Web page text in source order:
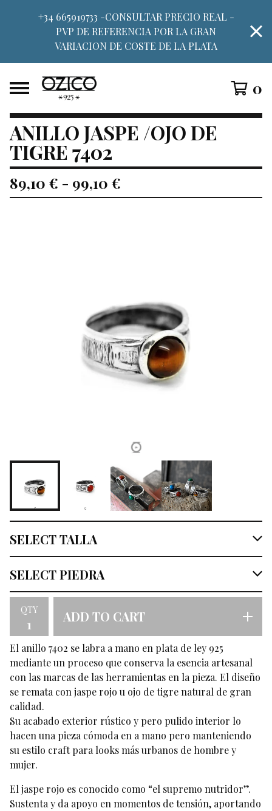
+34 665919733 -CONSULTAR PRECIO REAL -
PVP DE REFERENCIA POR LA GRAN
VARIACION DE COSTE DE LA PLATA
0
ANILLO JASPE /OJO DE
TIGRE 7402
89,10 € - 99,10 €
QTY ADD TO CART
El anillo 7402 se labra a mano en plata de ley 925
mediante un proceso que conserva la esencia artesanal
con las marcas de las herramientas en la pieza. El diseño
se remata con jaspe rojo u ojo de tigre natural de gran
calidad.
Su acabado exterior rústico y pero pulido interior lo
hacen una pieza cómoda en a mano pero manteniendo
su estilo craft para looks más urbanos de hombre y
mujer.
El jaspe rojo es conocido como “el supremo nutridor”.
Sustenta y da apoyo en momentos de tensión, aportando